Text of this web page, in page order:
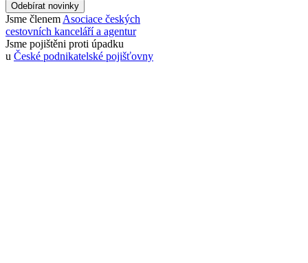
Odebírat novinky
Jsme členem Asociace českých
cestovních kanceláří a agentur
Jsme pojištěni proti úpadku
u České podnikatelské pojišťovny